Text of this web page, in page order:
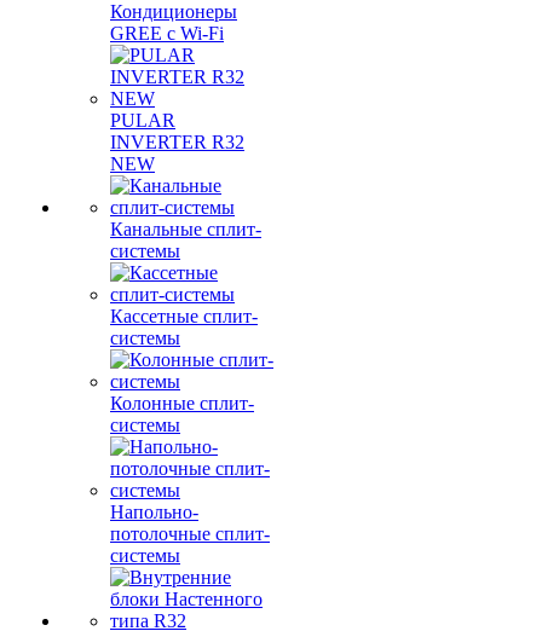
Кондиционеры
GREE с Wi-Fi
PULAR
INVERTER R32
NEW
Канальные сплит-
системы
Кассетные сплит-
системы
Колонные сплит-
системы
Напольно-
потолочные сплит-
системы